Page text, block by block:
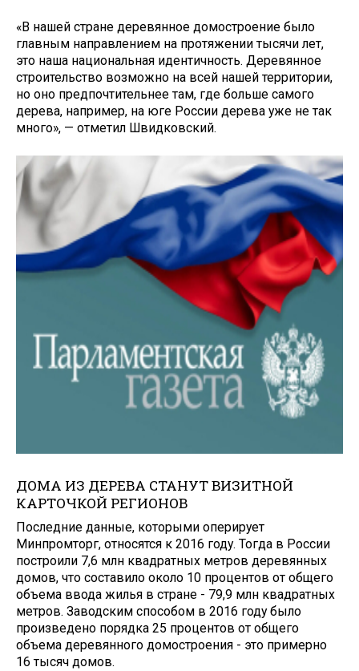
«В нашей стране деревянное домостроение было
главным направлением на протяжении тысячи лет,
это наша национальная идентичность. Деревянное
строительство возможно на всей нашей территории,
но оно предпочтительнее там, где больше самого
дерева, например, на юге России дерева уже не так
много», — отметил Швидковский.
ДОМА ИЗ ДЕРЕВА СТАНУТ ВИЗИТНОЙ
КАРТОЧКОЙ РЕГИОНОВ
Последние данные, которыми оперирует
Минпромторг, относятся к 2016 году. Тогда в России
построили 7,6 млн квадратных метров деревянных
домов, что составило около 10 процентов от общего
объема ввода жилья в стране - 79,9 млн квадратных
метров. Заводским способом в 2016 году было
произведено порядка 25 процентов от общего
объема деревянного домостроения - это примерно
16 тысяч домов.